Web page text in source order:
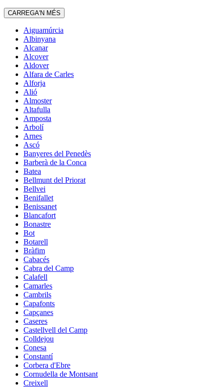
CARREGA'N MÉS
Aiguamúrcia
Albinyana
Alcanar
Alcover
Aldover
Alfara de Carles
Alforja
Alió
Almoster
Altafulla
Amposta
Arbolí
Arnes
Ascó
Banyeres del Penedès
Barberà de la Conca
Batea
Bellmunt del Priorat
Bellvei
Benifallet
Benissanet
Blancafort
Bonastre
Bot
Botarell
Bràfim
Cabacés
Cabra del Camp
Calafell
Camarles
Cambrils
Capafonts
Capçanes
Caseres
Castellvell del Camp
Colldejou
Conesa
Constantí
Corbera d'Ebre
Cornudella de Montsant
Creixell